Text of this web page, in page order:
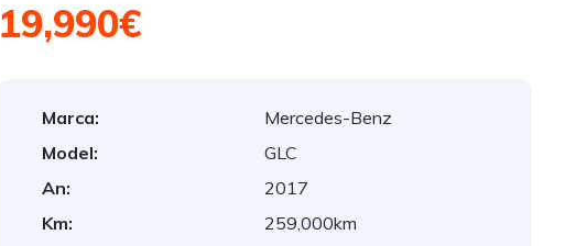
19,990€
Marca:
Mercedes-Benz
Model:
GLC
An:
2017
Km:
259,000km